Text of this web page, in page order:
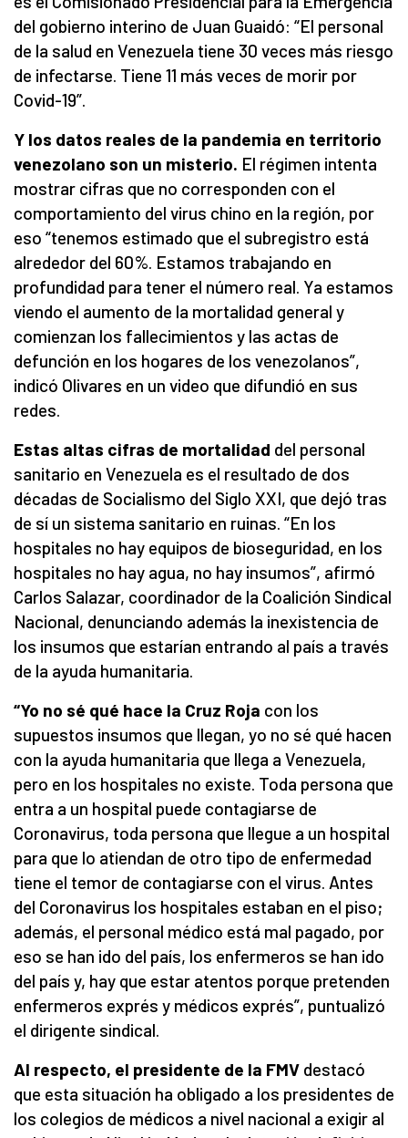
del gobierno interino de Juan Guaidó: “El personal
de la salud en Venezuela tiene 30 veces más riesgo
de infectarse. Tiene 11 más veces de morir por
Covid-19”.
Y los datos reales de la pandemia en territorio
venezolano son un misterio. El régimen intenta
mostrar cifras que no corresponden con el
comportamiento del virus chino en la región, por
eso “tenemos estimado que el subregistro está
alrededor del 60%. Estamos trabajando en
profundidad para tener el número real. Ya estamos
viendo el aumento de la mortalidad general y
comienzan los fallecimientos y las actas de
defunción en los hogares de los venezolanos”,
indicó Olivares en un video que difundió en sus
redes.
Estas altas cifras de mortalidad del personal
sanitario en Venezuela es el resultado de dos
décadas de Socialismo del Siglo XXI, que dejó tras
de sí un sistema sanitario en ruinas. “En los
hospitales no hay equipos de bioseguridad, en los
hospitales no hay agua, no hay insumos”, afirmó
Carlos Salazar, coordinador de la Coalición Sindical
Nacional, denunciando además la inexistencia de
los insumos que estarían entrando al país a través
de la ayuda humanitaria.
“Yo no sé qué hace la Cruz Roja con los
supuestos insumos que llegan, yo no sé qué hacen
con la ayuda humanitaria que llega a Venezuela,
pero en los hospitales no existe. Toda persona que
entra a un hospital puede contagiarse de
Coronavirus, toda persona que llegue a un hospital
para que lo atiendan de otro tipo de enfermedad
tiene el temor de contagiarse con el virus. Antes
del Coronavirus los hospitales estaban en el piso;
además, el personal médico está mal pagado, por
eso se han ido del país, los enfermeros se han ido
del país y, hay que estar atentos porque pretenden
enfermeros exprés y médicos exprés”, puntualizó
el dirigente sindical.
Al respecto, el presidente de la FMV destacó
que esta situación ha obligado a los presidentes de
los colegios de médicos a nivel nacional a exigir al